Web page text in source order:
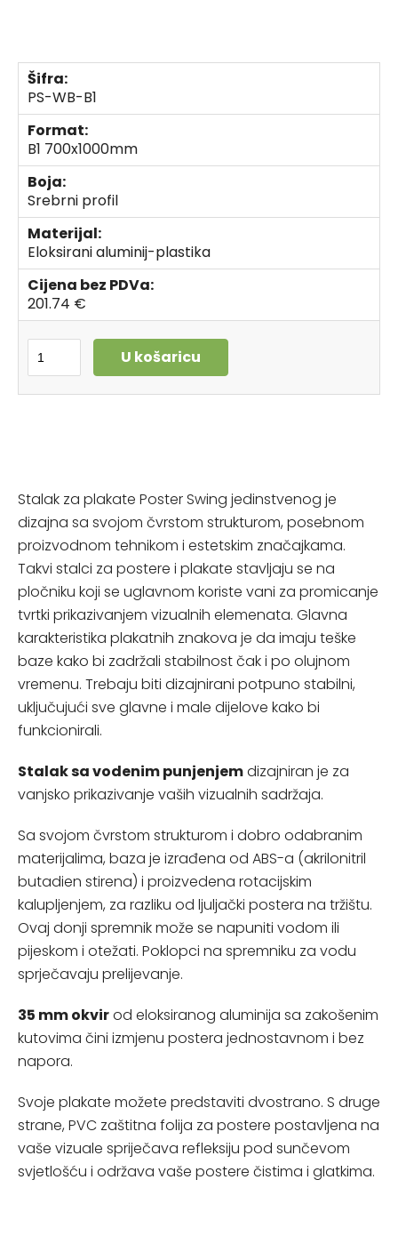
Šifra:
PS-WB-B1
Format:
B1 700x1000mm
Boja:
Srebrni profil
Materijal:
Eloksirani aluminij-plastika
Cijena bez PDVa:
201.74 €
U košaricu
Stalak za plakate Poster Swing jedinstvenog je
dizajna sa svojom čvrstom strukturom, posebnom
proizvodnom tehnikom i estetskim značajkama.
Takvi stalci za postere i plakate stavljaju se na
pločniku koji se uglavnom koriste vani za promicanje
tvrtki prikazivanjem vizualnih elemenata. Glavna
karakteristika plakatnih znakova je da imaju teške
baze kako bi zadržali stabilnost čak i po olujnom
vremenu. Trebaju biti dizajnirani potpuno stabilni,
uključujući sve glavne i male dijelove kako bi
funkcionirali.
Stalak sa vodenim punjenjemdizajniran je za
vanjsko prikazivanje vaših vizualnih sadržaja.
Sa svojom čvrstom strukturom i dobro odabranim
materijalima, baza je izrađena od ABS-a (akrilonitril
butadien stirena) i proizvedena rotacijskim
kalupljenjem, za razliku od ljuljački postera na tržištu.
Ovaj donji spremnik može se napuniti vodom ili
pijeskom i otežati. Poklopci na spremniku za vodu
sprječavaju prelijevanje.
35 mm okvirod eloksiranog aluminija sa zakošenim
kutovima čini izmjenu postera jednostavnom i bez
napora.
Svoje plakate možete predstaviti dvostrano. S druge
strane, PVC zaštitna folija za postere postavljena na
vaše vizuale spriječava refleksiju pod sunčevom
svjetlošću i održava vaše postere čistima i glatkima.